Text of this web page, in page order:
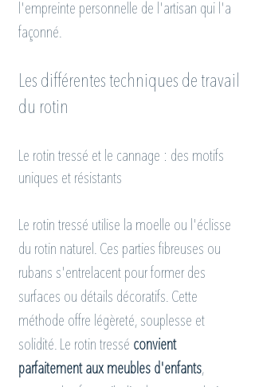
l'empreinte personnelle de l'artisan qui l'a
façonné.
Les différentes techniques de travail
du rotin
Le rotin tressé et le cannage : des motifs
uniques et résistants
Le rotin tressé utilise la moelle ou l'éclisse
du rotin naturel. Ces parties fibreuses ou
rubans s'entrelacent pour former des
surfaces ou détails décoratifs. Cette
méthode offre légèreté, souplesse et
solidité. Le rotin tressé convient
parfaitement aux meubles d'enfants,